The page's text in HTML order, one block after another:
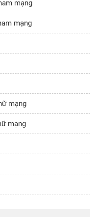
mạng
mạng
mạng
mạng